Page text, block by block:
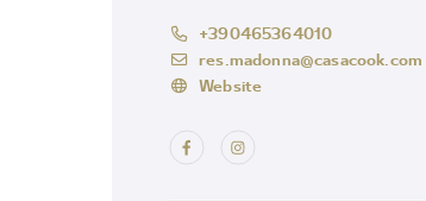
+390465364010
res.madonna@casacook.com
Website